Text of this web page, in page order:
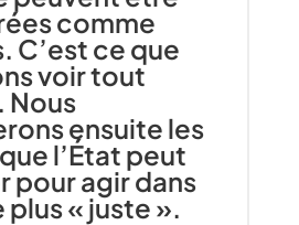
comme
C’est ce que
voir tout
Nous
ensuite les
l’État peut
pour agir dans
plus « juste ».